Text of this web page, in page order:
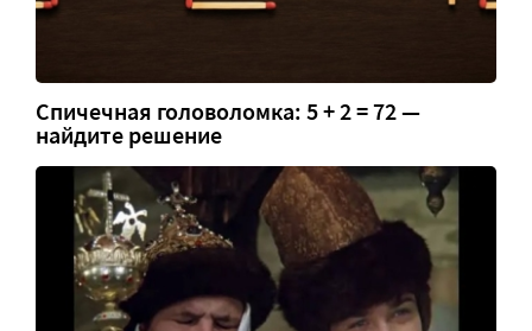
Спичечная головоломка: 5 + 2 = 72 —
найдите решение